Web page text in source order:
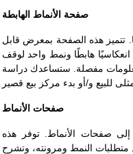
صفحة الأنماط الهابطة
تتميز هذه الصفحة بمعرض قابل
على صور مصغرة لـ ٣٠ نمطًا انعكاسيًا هابطًا ونمط واحد لوقف
مفصلة. ستساعدك دراسة
صفحات الأنماط
صفحات الأنماط. توفر هذه
متطلبات النمط ومرونته، وتشرح